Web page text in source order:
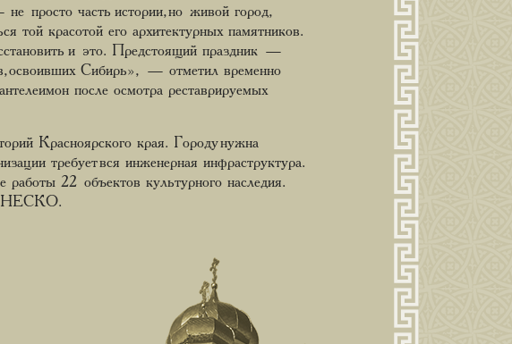
просто часть истории, но живой город,
той красотой его архитектурных памятников.
и это. Предстоящий праздник —
освоивших Сибирь», — отметил временно
после осмотра реставрируемых
Красноярского края. Городу нужна
требует вся инженерная инфраструктура.
работы 22 объектов культурного наследия.
ЮНЕСКО.